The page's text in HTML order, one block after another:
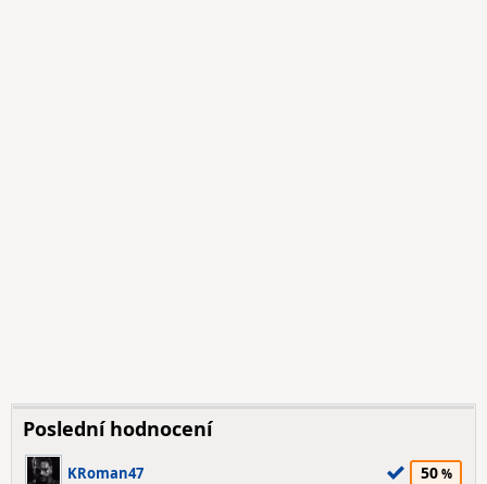
Poslední hodnocení
KRoman47 50